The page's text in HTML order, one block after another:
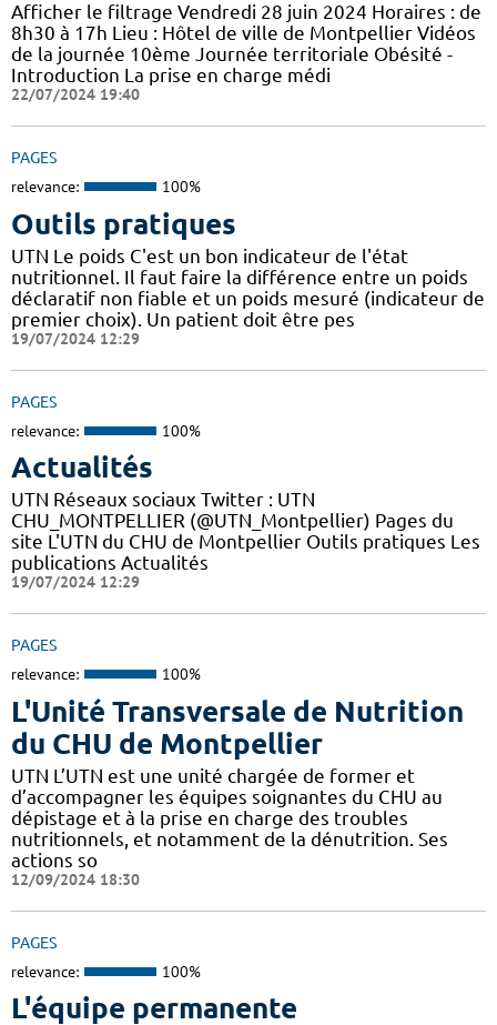
Afficher le filtrage Vendredi 28 juin 2024 Horaires : de
8h30 à 17h Lieu : Hôtel de ville de Montpellier Vidéos
de la journée 10ème Journée territoriale Obésité -
Introduction La prise en charge médi
22/07/2024 19:40
PAGES
relevance: 100%
Outils pratiques
UTN Le poids C'est un bon indicateur de l'état
nutritionnel. Il faut faire la différence entre un poids
déclaratif non fiable et un poids mesuré (indicateur de
premier choix). Un patient doit être pes
19/07/2024 12:29
PAGES
relevance: 100%
Actualités
UTN Réseaux sociaux Twitter : UTN
CHU_MONTPELLIER (@UTN_Montpellier) Pages du
site L'UTN du CHU de Montpellier Outils pratiques Les
publications Actualités
19/07/2024 12:29
PAGES
relevance: 100%
L'Unité Transversale de Nutrition
du CHU de Montpellier
UTN L’UTN est une unité chargée de former et
d’accompagner les équipes soignantes du CHU au
dépistage et à la prise en charge des troubles
nutritionnels, et notamment de la dénutrition. Ses
actions so
12/09/2024 18:30
PAGES
relevance: 100%
L'équipe permanente